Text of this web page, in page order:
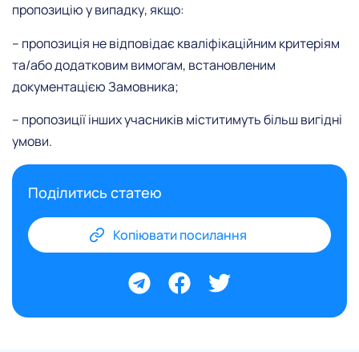
пропозицію у випадку, якщо:
– пропозиція не відповідає кваліфікаційним критеріям
та/або додатковим вимогам, встановленим
документацією Замовника;
– пропозиції інших учасників міститимуть більш вигідні
умови.
Поділитись статею
Копіювати посилання